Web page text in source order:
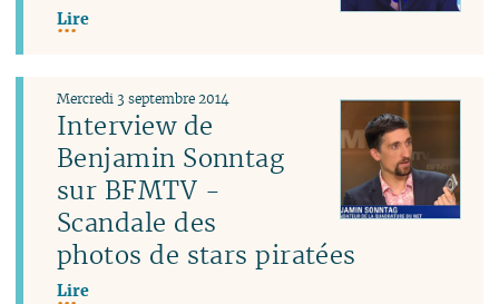
Lire
Interview de
Benjamin Sonntag
sur BFMTV -
Scandale des
photos de stars piratées
Mercredi 3 septembre 2014
Lire